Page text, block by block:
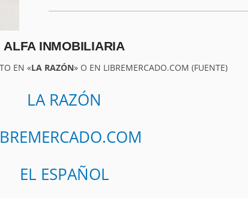
ALFA INMOBILIARIA
EN «LA RAZÓN» O EN LIBREMERCADO.COM (FUENTE)
LA RAZÓN
EL ESPAÑOL